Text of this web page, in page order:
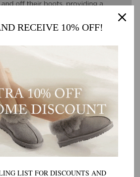
RECEIVE 10% OFF!
LIST FOR DISCOUNTS AND